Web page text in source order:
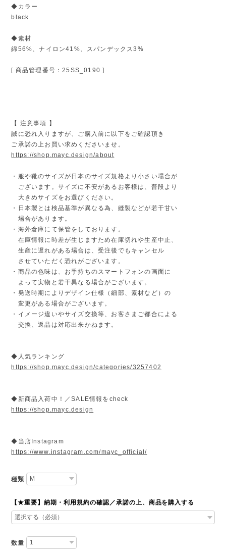
◆カラー
black
◆素材
綿56%、ナイロン41%、スパンデックス3%
[ 商品管理番号：25SS_0190 ]
【 注意事項 】
誠に恐れ入りますが、ご購入前に以下をご確認頂き
ご承諾の上お買い求めくださいませ。
https://shop.mayc.design/about
・服や靴のサイズが日本のサイズ規格より小さい場合が
ございます。サイズに不安があるお客様は、普段より
大きめサイズをお選びください。
・日本製とは検品基準が異なる為、縫製などが若干甘い
場合があります。
・海外倉庫にて保管をしております。
在庫情報に時差が生じますため在庫切れや生産中止、
生産に遅れがある場合は、受注後でもキャンセル
させていただく恐れがございます。
・商品の色味は、お手持ちのスマートフォンの画面に
よって実物と若干異なる場合がございます。
・発送時期によりデザイン仕様（細部、素材など）の
変更がある場合がございます。
・イメージ違いやサイズ交換等、お客さまご都合による
交換、返品は対応出来かねます。
◆人気ランキング
https://shop.mayc.design/categories/3257402
◆新商品入荷中！／SALE情報をcheck
https://shop.mayc.design
◆当店Instagram
https://www.instagram.com/mayc_official/
種類
【★重要】納期・利用規約の確認／承諾の上、商品を購入する
数量